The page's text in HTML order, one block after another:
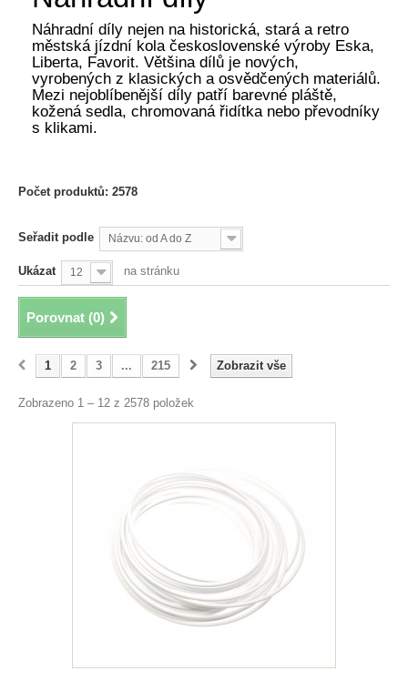
Náhradní díly nejen na historická, stará a retro
městská jízdní kola československé výroby Eska,
Liberta, Favorit. Většina dílů je nových,
vyrobených z klasických a osvědčených materiálů.
Mezi nejoblíbenější díly patří barevné pláště,
kožená sedla, chromovaná řidítka nebo převodníky
s klikami.
Počet produktů: 2578
Seřadit podle Názvu: od A do Z
Ukázat 12 na stránku
Porovnat (0)
Zobrazit vše
1 2 3 ... 215
Zobrazeno 1 – 12 z 2578 položek